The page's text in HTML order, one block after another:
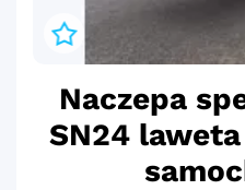
Naczepa
SN24